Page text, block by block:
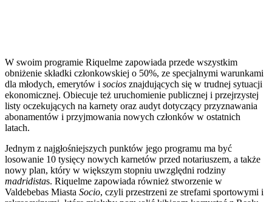
W swoim programie Riquelme zapowiada przede wszystkim
obniżenie składki członkowskiej o 50%, ze specjalnymi warunkami
dla młodych, emerytów i socios znajdujących się w trudnej sytuacji
ekonomicznej. Obiecuje też uruchomienie publicznej i przejrzystej
listy oczekujących na karnety oraz audyt dotyczący przyznawania
abonamentów i przyjmowania nowych członków w ostatnich
latach.
Jednym z najgłośniejszych punktów jego programu ma być
losowanie 10 tysięcy nowych karnetów przed notariuszem, a także
nowy plan, który w większym stopniu uwzględni rodziny
madridistas. Riquelme zapowiada również stworzenie w
Valdebebas Miasta Socio, czyli przestrzeni ze strefami sportowymi i